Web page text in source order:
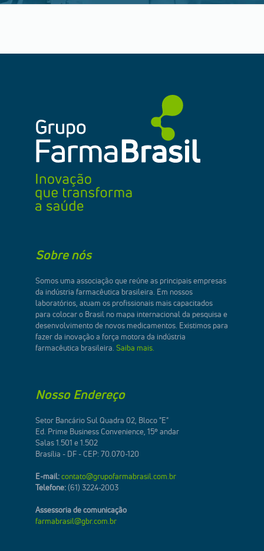
Sobre nós
Somos uma associação que reúne as principais empresas
da indústria farmacêutica brasileira. Em nossos
laboratórios, atuam os profissionais mais capacitados
para colocar o Brasil no mapa internacional da pesquisa e
desenvolvimento de novos medicamentos. Existimos para
fazer da inovação a força motora da indústria
farmacêutica brasileira. Saiba mais.
Nosso Endereço
Setor Bancário Sul Quadra 02, Bloco "E"
Ed. Prime Business Convenience, 15º andar
Salas 1.501 e 1.502
Brasília - DF - CEP: 70.070-120
E-mail:contato@grupofarmabrasil.com.br
Telefone:(61) 3224-2003
Assessoria de comunicação
farmabrasil@gbr.com.br